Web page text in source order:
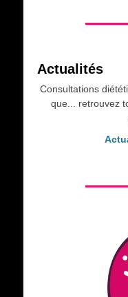
Actualités
Consultations
que... retrouvez